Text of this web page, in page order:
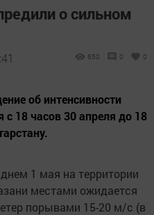
о сильном
650 0 0
об интенсивности
с 18 часов 30 апреля до 18
1 мая на территории
местами ожидается
порывами 15-20 м/с (в